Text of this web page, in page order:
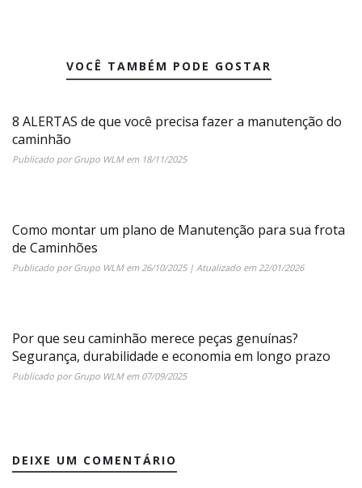
VOCÊ TAMBÉM PODE GOSTAR
8 ALERTAS de que você precisa fazer a manutenção do
caminhão
Publicado porGrupo WLMem 18/11/2025
Como montar um plano de Manutenção para sua frota
de Caminhões
Publicado porGrupo WLMem26/10/2025| Atualizado em22/01/2026
Por que seu caminhão merece peças genuínas?
Segurança, durabilidade e economia em longo prazo
Publicado porGrupo WLMem 07/09/2025
DEIXE UM COMENTÁRIO